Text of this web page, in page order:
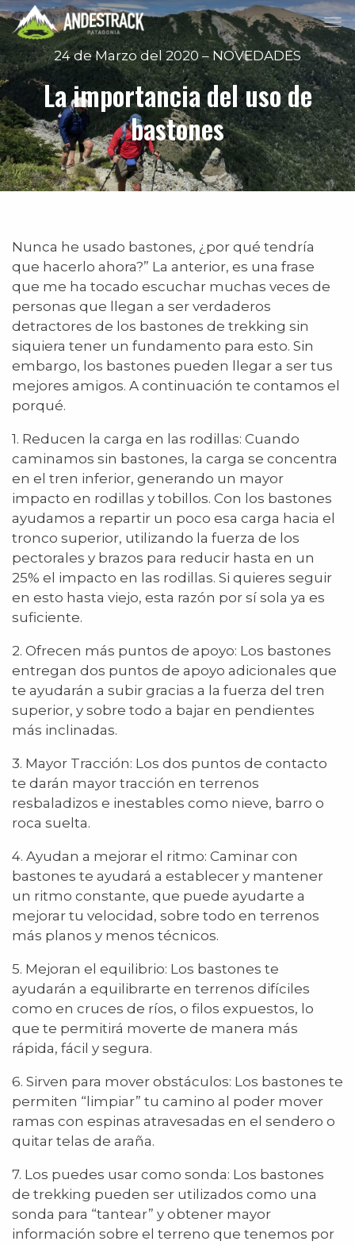
24 de Marzo del 2020 – NOVEDADES
La importancia del uso de
bastones
Nunca he usado bastones, ¿por qué tendría
que hacerlo ahora?” La anterior, es una frase
que me ha tocado escuchar muchas veces de
personas que llegan a ser verdaderos
detractores de los bastones de trekking sin
siquiera tener un fundamento para esto. Sin
embargo, los bastones pueden llegar a ser tus
mejores amigos. A continuación te contamos el
porqué.
1. Reducen la carga en las rodillas: Cuando
caminamos sin bastones, la carga se concentra
en el tren inferior, generando un mayor
impacto en rodillas y tobillos. Con los bastones
ayudamos a repartir un poco esa carga hacia el
tronco superior, utilizando la fuerza de los
pectorales y brazos para reducir hasta en un
25% el impacto en las rodillas. Si quieres seguir
en esto hasta viejo, esta razón por sí sola ya es
suficiente.
2. Ofrecen más puntos de apoyo: Los bastones
entregan dos puntos de apoyo adicionales que
te ayudarán a subir gracias a la fuerza del tren
superior, y sobre todo a bajar en pendientes
más inclinadas.
3. Mayor Tracción: Los dos puntos de contacto
te darán mayor tracción en terrenos
resbaladizos e inestables como nieve, barro o
roca suelta.
4. Ayudan a mejorar el ritmo: Caminar con
bastones te ayudará a establecer y mantener
un ritmo constante, que puede ayudarte a
mejorar tu velocidad, sobre todo en terrenos
más planos y menos técnicos.
5. Mejoran el equilibrio: Los bastones te
ayudarán a equilibrarte en terrenos difíciles
como en cruces de ríos, o filos expuestos, lo
que te permitirá moverte de manera más
rápida, fácil y segura.
6. Sirven para mover obstáculos: Los bastones te
permiten “limpiar” tu camino al poder mover
ramas con espinas atravesadas en el sendero o
quitar telas de araña.
7. Los puedes usar como sonda: Los bastones
de trekking pueden ser utilizados como una
sonda para “tantear” y obtener mayor
información sobre el terreno que tenemos por